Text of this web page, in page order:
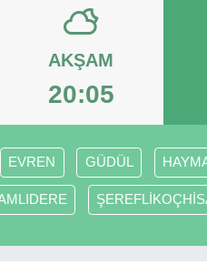
AKŞAM
20:05
EVREN GÜDÜL